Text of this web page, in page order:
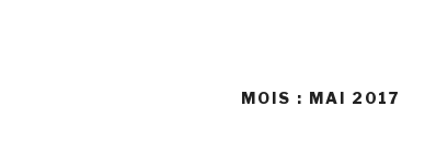
MOIS : MAI 2017